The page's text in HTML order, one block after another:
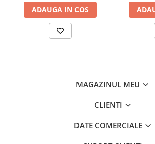
Filtre ulei
Prelungitor chei
Dulap scule echipat si neechipat
ADAUGA IN COS
MAGAZINUL MEU
CLIENTI
DATE COMERCIALE